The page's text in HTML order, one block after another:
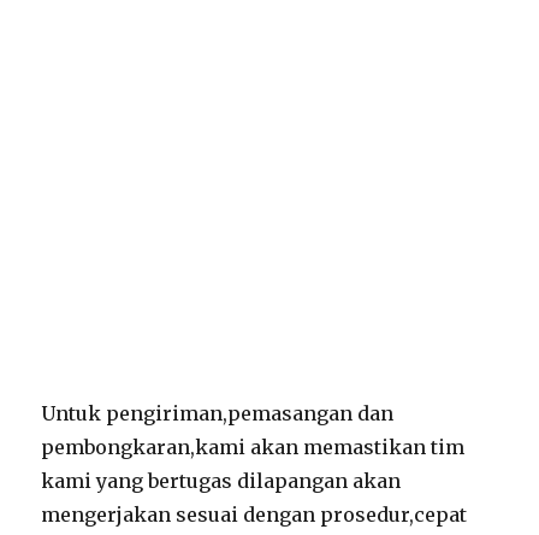
Untuk pengiriman,pemasangan dan
pembongkaran,kami akan memastikan tim
kami yang bertugas dilapangan akan
mengerjakan sesuai dengan prosedur,cepat